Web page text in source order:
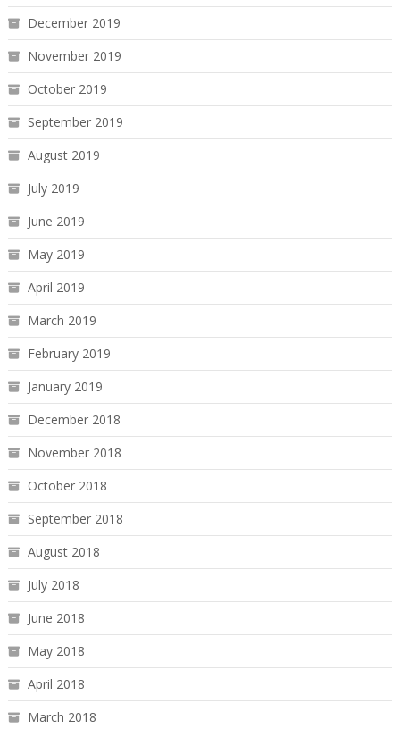
December 2019
November 2019
October 2019
September 2019
August 2019
July 2019
June 2019
May 2019
April 2019
March 2019
February 2019
January 2019
December 2018
November 2018
October 2018
September 2018
August 2018
July 2018
June 2018
May 2018
April 2018
March 2018